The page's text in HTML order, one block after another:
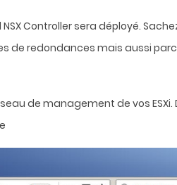
Controller sera déployé.
de redondances mais aussi
de management de vos ESXi.